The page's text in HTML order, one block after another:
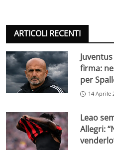
ARTICOLI RECENTI
firma:
per
14 Aprile
Leao
Allegri: